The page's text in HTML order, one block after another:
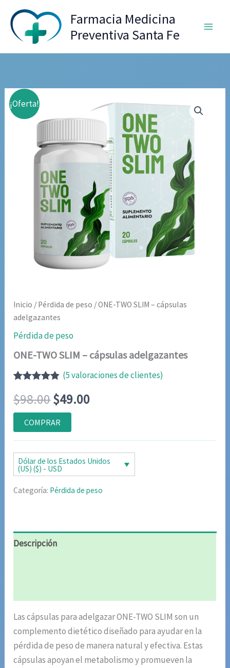
contenido
Farmacia Medicina
Preventiva Santa Fe
¡Oferta!
Inicio / Pérdida de peso / ONE-TWO SLIM – cápsulas
adelgazantes
Pérdida de peso
ONE-TWO SLIM – cápsulas adelgazantes
con4.80de
5 en base
a
valoraciones
de clientes
(5valoraciones de clientes)
$98.00El
precio
original
era:
$98.00.
$49.00El
actual
es:
$49.00.
COMPRAR
Dólar de los Estados Unidos
(US) ($) - USD
Categoría: Pérdida de peso
Descripción
Las cápsulas para adelgazar ONE-TWO SLIM son un
complemento dietético diseñado para ayudar en la
pérdida de peso de manera natural y efectiva. Estas
cápsulas apoyan el metabolismo y promueven la